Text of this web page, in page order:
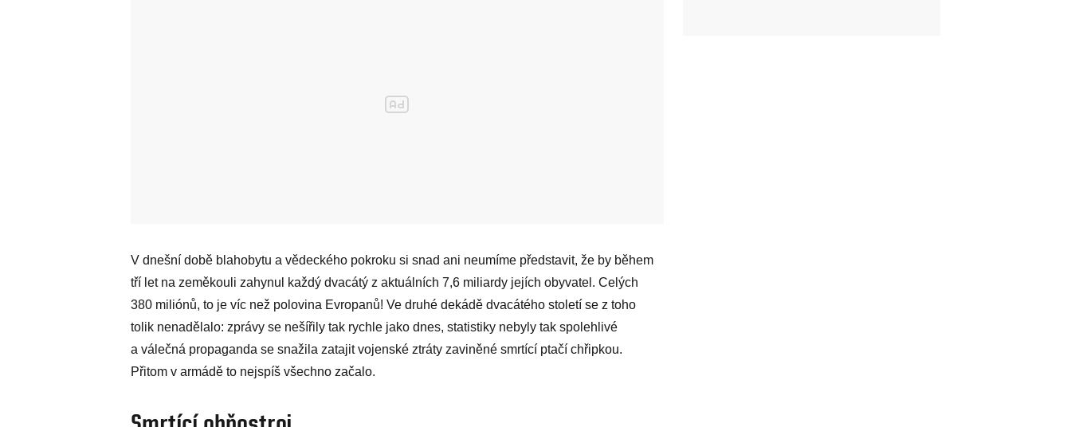
V dnešní době blahobytu a vědeckého pokroku si snad ani ne­umíme představit, že by během
tří let na zeměkouli zahynul každý dvacátý z aktuálních 7,6 miliardy jejích obyvatel. Celých
380 miliónů, to je víc než polovina Evropanů! Ve druhé dekádě dvacátého století se z toho
tolik nenadělalo: zprávy se nešířily tak rychle jako dnes, statistiky nebyly tak spolehlivé
a válečná propaganda se snažila zatajit vojenské ztráty zaviněné smrtící ptačí chřipkou.
Přitom v armádě to nejspíš všechno začalo.